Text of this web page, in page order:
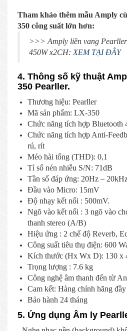
Tham khảo thêm mẫu Amply
350 công suất lớn hơn:
>>> Amply liền vang
450W x2CH: XEM TẠI ĐÂY
4. Thông số kỹ thuật
350 Pearller.
Thương hiệu: Pearller
Mã sản phẩm: LX-350
Chức năng tích hợp Bluetooth
Chức năng tích hợp Anti-
rú, rít
Méo hài tổng (THD): 0,1
Tỉ số nén nhiễu S/N: 71dB
Tần số đáp ứng: 20Hz –
Đầu vào Micro: 15mV
Độ nhạy kết nối : 500mV.
Ngõ vào kết nối : 3 ngõ vào
thanh stereo (A/B)
Hiệu ứng : 2 chế độ Reverb,
Công suất tiêu thụ điện: 600
Kích thước (Hx Wx D): 130 x
Trọng lượng : 7.6 kg
Công nghệ âm thanh đến từ
Cam kết: Hàng chính hãng
Bảo hành 24 tháng
5. Ứng dụng Âm ly